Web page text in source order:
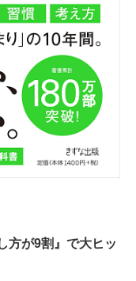
方が9割』で大ヒッ